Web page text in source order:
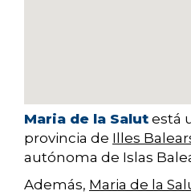
Maria de la Salut está
provincia de Illes
autónoma de Islas
Además, Maria de la